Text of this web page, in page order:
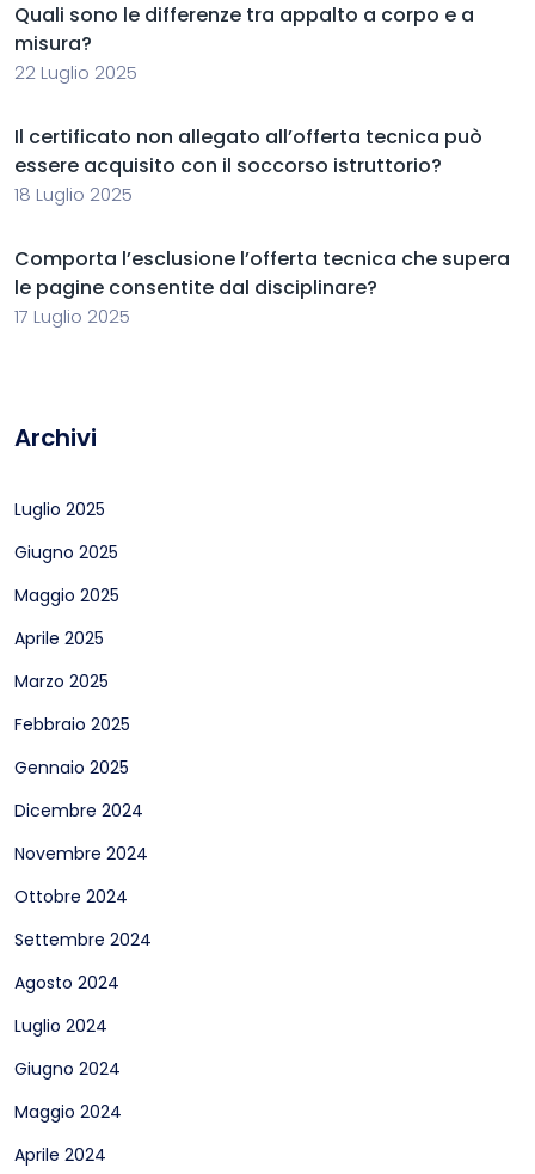
Quali sono le differenze tra appalto a corpo e a
misura?
22 Luglio 2025
Il certificato non allegato all’offerta tecnica può
essere acquisito con il soccorso istruttorio?
18 Luglio 2025
Comporta l’esclusione l’offerta tecnica che supera
le pagine consentite dal disciplinare?
17 Luglio 2025
Archivi
Luglio 2025
Giugno 2025
Maggio 2025
Aprile 2025
Marzo 2025
Febbraio 2025
Gennaio 2025
Dicembre 2024
Novembre 2024
Ottobre 2024
Settembre 2024
Agosto 2024
Luglio 2024
Giugno 2024
Maggio 2024
Aprile 2024